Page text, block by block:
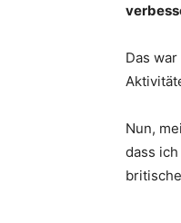
Das
Nun,
dass